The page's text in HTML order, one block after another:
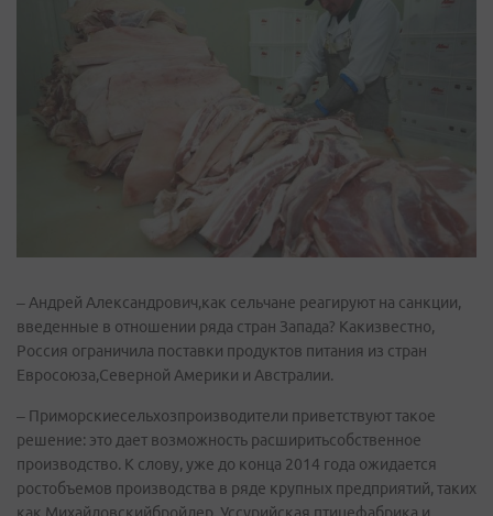
– Андрей Александрович,как сельчане реагируют на санкции,
введенные в отношении ряда стран Запада? Какизвестно,
Россия ограничила поставки продуктов питания из стран
Евросоюза,Северной Америки и Австралии.
– Приморскиесельхозпроизводители приветствуют такое
решение: это дает возможность расширитьсобственное
производство. К слову, уже до конца 2014 года ожидается
ростобъемов производства в ряде крупных предприятий, таких